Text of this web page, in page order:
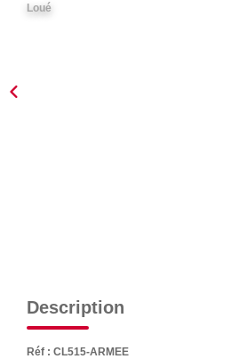
Loué
Description
Réf : CL515-ARMEE